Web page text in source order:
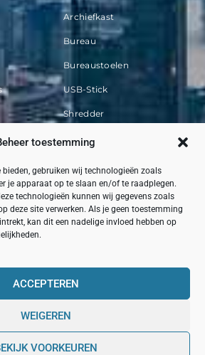
toestemming
bieden, gebruiken wij technologieën zoals
je apparaat op te slaan en/of te raadplegen.
technologieën kunnen wij gegevens zoals
deze site verwerken. Als je geen toestemming
kan dit een nadelige invloed hebben op
ACCEPTEREN
WEIGEREN
VOORKEUREN
Archiefkast
Bureau
Bureaustoelen
USB-Stick
Shredder
Ladeblokken
En Waarom Het Belangrijk Is
Kwaliteit
Golfplaat Voor Jou